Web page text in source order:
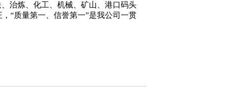
治炼、化工、机械、矿山、港口码头
“质量第一、信誉第一”是我公司一贯